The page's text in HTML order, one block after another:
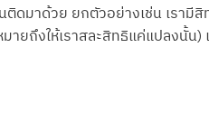
ดมาด้วย ยกตัวอย่างเช่น เรามี
ายถึงให้เราสละสิทธิแค่แปลงนั้น)